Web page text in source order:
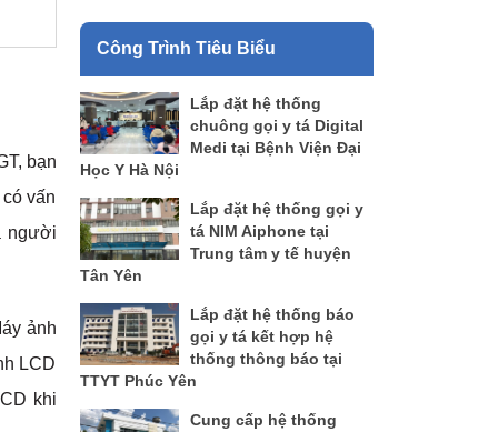
bạn
vấn
người
ảnh
LCD
khi
Công Trình Tiêu Biểu
Lắp đặt hệ thống
chuông gọi y tá Digital
Medi tại Bệnh Viện Đại
Học Y Hà Nội
Lắp đặt hệ thống gọi y
tá NIM Aiphone tại
Trung tâm y tế huyện
Tân Yên
Lắp đặt hệ thống báo
gọi y tá kết hợp hệ
thống thông báo tại
TTYT Phúc Yên
Cung cấp hệ thống